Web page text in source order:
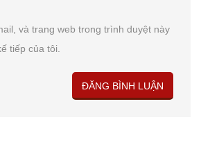
và trang web trong trình duyệt này
tiếp của tôi.